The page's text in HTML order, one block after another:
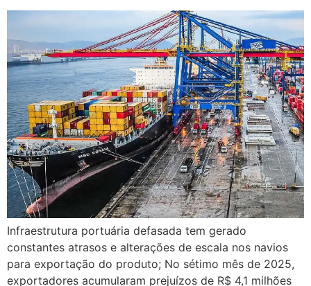
Infraestrutura portuária defasada tem gerado
constantes atrasos e alterações de escala nos navios
para exportação do produto; No sétimo mês de 2025,
exportadores acumularam prejuízos de R$ 4,1 milhões